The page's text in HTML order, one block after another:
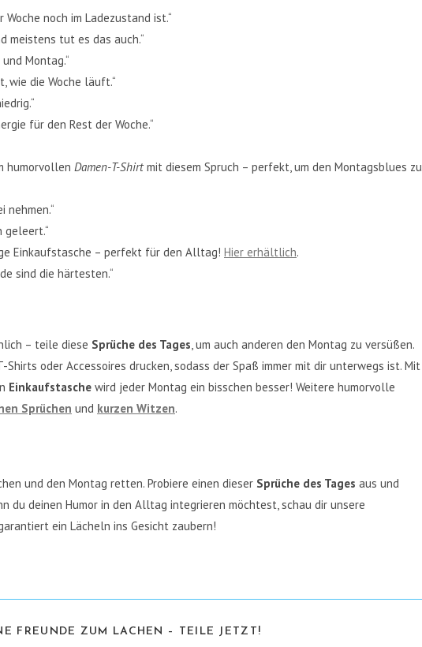
Woche noch im Ladezustand ist.“
meistens tut es das auch.“
Montag.“
wie die Woche läuft.“
für den Rest der Woche.“
humorvollen Damen-T-Shirtmit diesem Spruch – perfekt, um den Montagsblues zu
nehmen.“
geleert.“
Einkaufstasche – perfekt für den Alltag! Hier erhältlich.
sind die härtesten.“
– teile diese Sprüche des Tages , um auch anderen den Montag zu versüßen.
oder Accessoires drucken, sodass der Spaß immer mit dir unterwegs ist. Mit
Einkaufstasche wird jeder Montag ein bisschen besser! Weitere humorvolle
Sprüchen und kurzen Witzen.
und den Montag retten. Probiere einen dieser Sprüche des Tages aus und
du deinen Humor in den Alltag integrieren möchtest, schau dir unsere
ein Lächeln ins Gesicht zaubern!
FREUNDE ZUM LACHEN – TEILE JETZT!